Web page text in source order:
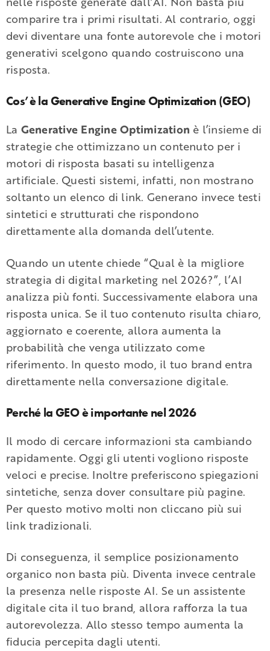
comparire tra i primi risultati. Al contrario, oggi
devi diventare una fonte autorevole che i motori
generativi scelgono quando costruiscono una
risposta.
Cos’è la Generative Engine Optimization (GEO)
La Generative Engine Optimization è l’insieme di
strategie che ottimizzano un contenuto per i
motori di risposta basati su intelligenza
artificiale. Questi sistemi, infatti, non mostrano
soltanto un elenco di link. Generano invece testi
sintetici e strutturati che rispondono
direttamente alla domanda dell’utente.
Quando un utente chiede “Qual è la migliore
strategia di digital marketing nel 2026?”, l’AI
analizza più fonti. Successivamente elabora una
risposta unica. Se il tuo contenuto risulta chiaro,
aggiornato e coerente, allora aumenta la
probabilità che venga utilizzato come
riferimento. In questo modo, il tuo brand entra
direttamente nella conversazione digitale.
Perché la GEO è importante nel 2026
Il modo di cercare informazioni sta cambiando
rapidamente. Oggi gli utenti vogliono risposte
veloci e precise. Inoltre preferiscono spiegazioni
sintetiche, senza dover consultare più pagine.
Per questo motivo molti non cliccano più sui
link tradizionali.
Di conseguenza, il semplice posizionamento
organico non basta più. Diventa invece centrale
la presenza nelle risposte AI. Se un assistente
digitale cita il tuo brand, allora rafforza la tua
autorevolezza. Allo stesso tempo aumenta la
fiducia percepita dagli utenti.